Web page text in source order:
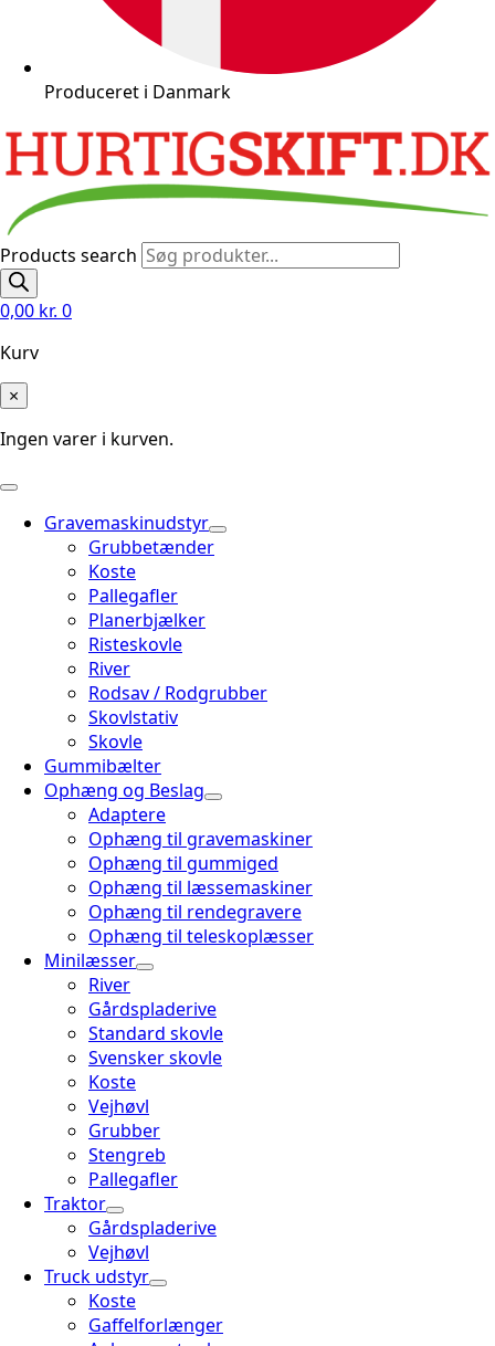
Produceret i Danmark
Products search
0,00 kr. 0
Kurv
×
Ingen varer i kurven.
Gravemaskinudstyr
Grubbetænder
Koste
Pallegafler
Planerbjælker
Risteskovle
River
Rodsav / Rodgrubber
Skovlstativ
Skovle
Gummibælter
Ophæng og Beslag
Adaptere
Ophæng til gravemaskiner
Ophæng til gummiged
Ophæng til læssemaskiner
Ophæng til rendegravere
Ophæng til teleskoplæsser
Minilæsser
River
Gårdspladerive
Standard skovle
Svensker skovle
Koste
Vejhøvl
Grubber
Stengreb
Pallegafler
Traktor
Gårdspladerive
Vejhøvl
Truck udstyr
Koste
Gaffelforlænger